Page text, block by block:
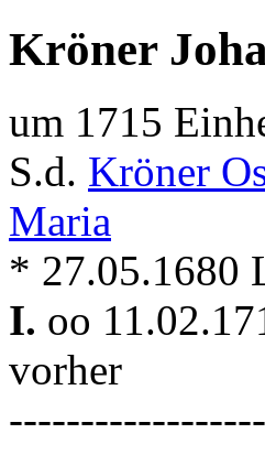
Kröner
um 1715
S.d. Kröner
Maria
* 27.05.1680
I. oo
vorher